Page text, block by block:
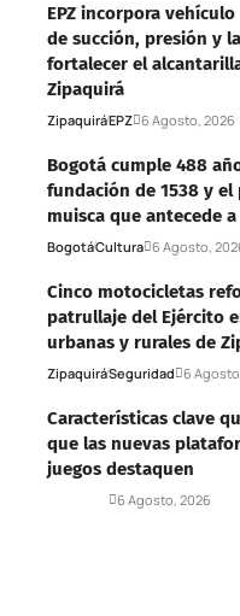
EPZ incorpora
de succión, presión y
fortalecer el
Zipaquirá
ZipaquiráEPZ 6 Agosto, 2026
Bogotá cumple 488
fundación de 1538 y el
muisca que antecede
BogotáCultura 6 Agosto,
Cinco motocicletas
patrullaje del Ejército
urbanas y rurales de
ZipaquiráSeguridad 6
Características clave
que las nuevas
juegos destaquen
6 Agosto, 2026